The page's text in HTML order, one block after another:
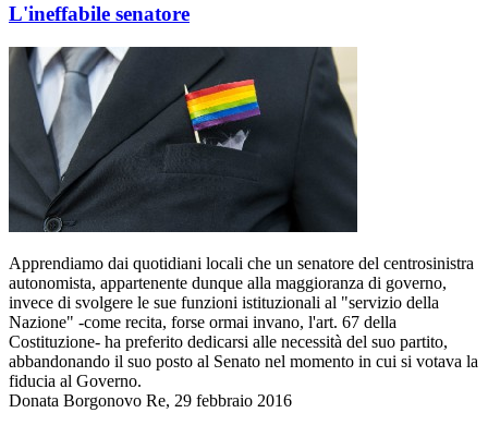
L'ineffabile senatore
Apprendiamo dai quotidiani locali che un senatore del centrosinistra
autonomista, appartenente dunque alla maggioranza di governo,
invece di svolgere le sue funzioni istituzionali al "servizio della
Nazione" -come recita, forse ormai invano, l'art. 67 della
Costituzione- ha preferito dedicarsi alle necessità del suo partito,
abbandonando il suo posto al Senato nel momento in cui si votava la
fiducia al Governo.
Donata Borgonovo Re, 29 febbraio 2016